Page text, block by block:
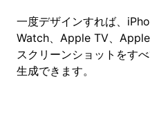
一度デザインすれば、
Watch、Apple TV、
スクリーンショットをす
生成できます。